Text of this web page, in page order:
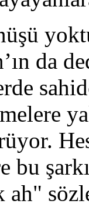
da
bu
ah"